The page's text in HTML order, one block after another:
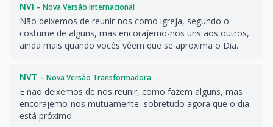
NVI - Nova Versão Internacional
Não deixemos de reunir-nos como igreja, segundo o
costume de alguns, mas encorajemo-nos uns aos outros,
ainda mais quando vocês vêem que se aproxima o Dia.
NVT - Nova Versão Transformadora
E não deixemos de nos reunir, como fazem alguns, mas
encorajemo-nos mutuamente, sobretudo agora que o dia
está próximo.